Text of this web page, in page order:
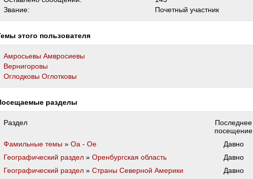
Звание:
Почетный участник
Темы этого пользователя
Амросьевы Амвросиевы
Вернигоровы
Оглодковы Оглотковы
Посещаемые разделы
Раздел
Последнее
посещение
Фамильные темы » Оа - Ое Давно
Географический раздел » Оренбургская область Давно
Географический раздел » Страны Северной Америки Давно